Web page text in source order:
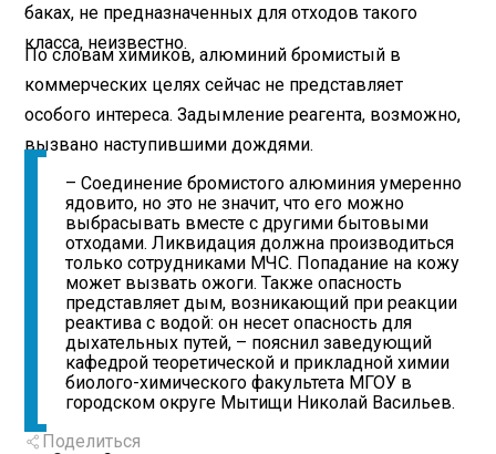
баках, не предназначенных для отходов такого
класса, неизвестно.
По словам химиков, алюминий бромистый в
коммерческих целях сейчас не представляет
особого интереса. Задымление реагента, возможно,
вызвано наступившими дождями.
– Соединение бромистого алюминия умеренно
ядовито, но это не значит, что его можно
выбрасывать вместе с другими бытовыми
отходами. Ликвидация должна производиться
только сотрудниками МЧС. Попадание на кожу
может вызвать ожоги. Также опасность
представляет дым, возникающий при реакции
реактива с водой: он несет опасность для
дыхательных путей, – пояснил заведующий
кафедрой теоретической и прикладной химии
биолого-химического факультета МГОУ в
городском округе Мытищи Николай Васильев.
Поделиться